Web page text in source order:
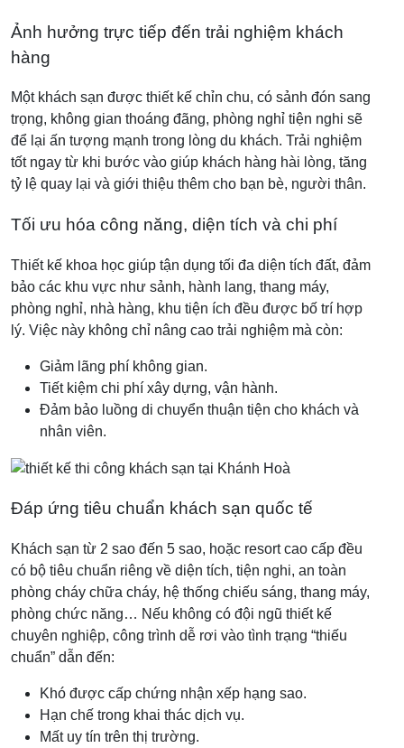
Ảnh hưởng trực tiếp đến trải nghiệm khách
hàng
Một khách sạn được thiết kế chỉn chu, có sảnh đón sang
trọng, không gian thoáng đãng, phòng nghỉ tiện nghi sẽ
để lại ấn tượng mạnh trong lòng du khách. Trải nghiệm
tốt ngay từ khi bước vào giúp khách hàng hài lòng, tăng
tỷ lệ quay lại và giới thiệu thêm cho bạn bè, người thân.
Tối ưu hóa công năng, diện tích và chi phí
Thiết kế khoa học giúp tận dụng tối đa diện tích đất, đảm
bảo các khu vực như sảnh, hành lang, thang máy,
phòng nghỉ, nhà hàng, khu tiện ích đều được bố trí hợp
lý. Việc này không chỉ nâng cao trải nghiệm mà còn:
Giảm lãng phí không gian.
Tiết kiệm chi phí xây dựng, vận hành.
Đảm bảo luồng di chuyển thuận tiện cho khách và
nhân viên.
Đáp ứng tiêu chuẩn khách sạn quốc tế
Khách sạn từ 2 sao đến 5 sao, hoặc resort cao cấp đều
có bộ tiêu chuẩn riêng về diện tích, tiện nghi, an toàn
phòng cháy chữa cháy, hệ thống chiếu sáng, thang máy,
phòng chức năng… Nếu không có đội ngũ thiết kế
chuyên nghiệp, công trình dễ rơi vào tình trạng “thiếu
chuẩn” dẫn đến:
Khó được cấp chứng nhận xếp hạng sao.
Hạn chế trong khai thác dịch vụ.
Mất uy tín trên thị trường.